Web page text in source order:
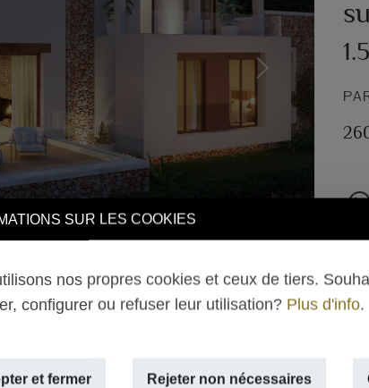
SUR LES COOKIES
nos propres cookies et ceux de tiers.
configurer ou refuser leur utilisation? Plus d'info.
et fermer Rejeter non nécessaires
Next